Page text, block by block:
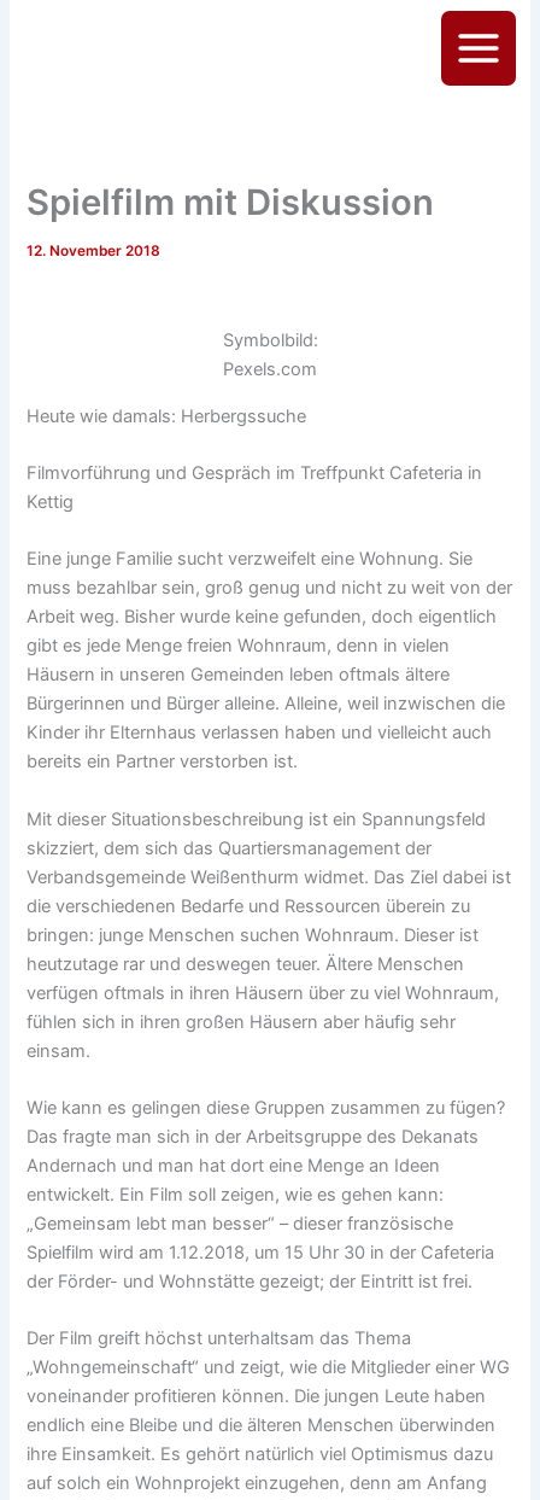
Main
Spielfilm mit Diskussion
12. November 2018
Symbolbild:
Pexels.com
Heute wie damals: Herbergssuche
Filmvorführung und Gespräch im Treffpunkt Cafeteria in
Kettig
Eine junge Familie sucht verzweifelt eine Wohnung. Sie
muss bezahlbar sein, groß genug und nicht zu weit von der
Arbeit weg. Bisher wurde keine gefunden, doch eigentlich
gibt es jede Menge freien Wohnraum, denn in vielen
Häusern in unseren Gemeinden leben oftmals ältere
Bürgerinnen und Bürger alleine. Alleine, weil inzwischen die
Kinder ihr Elternhaus verlassen haben und vielleicht auch
bereits ein Partner verstorben ist.
Mit dieser Situationsbeschreibung ist ein Spannungsfeld
skizziert, dem sich das Quartiersmanagement der
Verbandsgemeinde Weißenthurm widmet. Das Ziel dabei ist
die verschiedenen Bedarfe und Ressourcen überein zu
bringen: junge Menschen suchen Wohnraum. Dieser ist
heutzutage rar und deswegen teuer. Ältere Menschen
verfügen oftmals in ihren Häusern über zu viel Wohnraum,
fühlen sich in ihren großen Häusern aber häufig sehr
einsam.
Wie kann es gelingen diese Gruppen zusammen zu fügen?
Das fragte man sich in der Arbeitsgruppe des Dekanats
Andernach und man hat dort eine Menge an Ideen
entwickelt. Ein Film soll zeigen, wie es gehen kann:
„Gemeinsam lebt man besser“ – dieser französische
Spielfilm wird am 1.12.2018, um 15 Uhr 30 in der Cafeteria
der Förder- und Wohnstätte gezeigt; der Eintritt ist frei.
Der Film greift höchst unterhaltsam das Thema
„Wohngemeinschaft“ und zeigt, wie die Mitglieder einer WG
voneinander profitieren können. Die jungen Leute haben
endlich eine Bleibe und die älteren Menschen überwinden
ihre Einsamkeit. Es gehört natürlich viel Optimismus dazu
auf solch ein Wohnprojekt einzugehen, denn am Anfang